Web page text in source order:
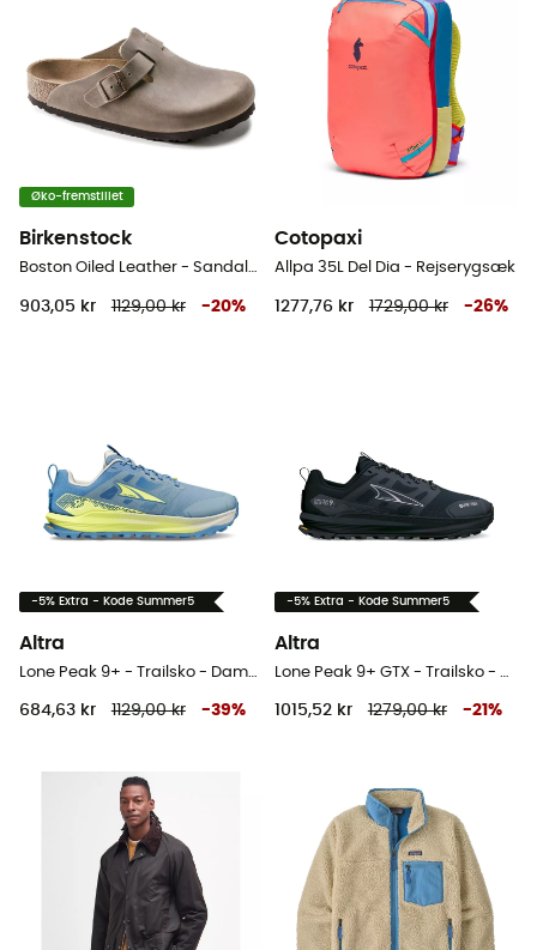
Øko-fremstillet
Birkenstock
Boston Oiled Leather - Sandaler
903,05 kr 1129,00 kr -20%
Cotopaxi
Allpa 35L Del Dia - Rejserygsæk
1277,76 kr 1729,00 kr -26%
-5% Extra - Kode Summer5
Altra
Lone Peak 9+ - Trailsko - Damer
684,63 kr 1129,00 kr -39%
-5% Extra - Kode Summer5
Altra
Lone Peak 9+ GTX - Trailsko - Herrer
1015,52 kr 1279,00 kr -21 %